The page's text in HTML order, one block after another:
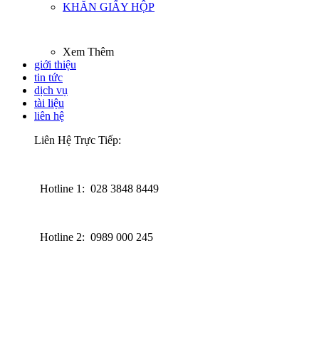
KHĂN GIẤY HỘP
Xem Thêm
giới thiệu
tin tức
dịch vụ
tài liệu
liên hệ
Liên Hệ Trực Tiếp:
Hotline 1: 028 3848 8449
Hotline 2: 0989 000 245